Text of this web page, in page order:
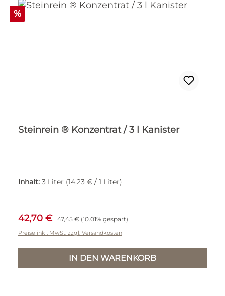
Rabatt
%
Steinrein ® Konzentrat / 3 l Kanister
Inhalt: 3 Liter (14,23 € / 1 Liter)
Verkaufspreis:
42,70 € Regulärer Preis:
47,45 € (10.01% gespart)
Preise inkl. MwSt. zzgl. Versandkosten
IN DEN WARENKORB